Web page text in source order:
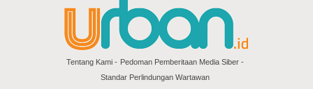
Tentang Kami
Pedoman Pemberitaan Media Siber
Standar Perlindungan Wartawan